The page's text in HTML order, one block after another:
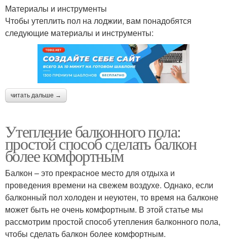
Материалы и инструменты
Чтобы утеплить пол на лоджии, вам понадобятся
следующие материалы и инструменты:
читать дальше →
Утепление балконного пола:
простой способ сделать балкон
более комфортным
Балкон – это прекрасное место для отдыха и
проведения времени на свежем воздухе. Однако, если
балконный пол холоден и неуютен, то время на балконе
может быть не очень комфортным. В этой статье мы
рассмотрим простой способ утепления балконного пола,
чтобы сделать балкон более комфортным.